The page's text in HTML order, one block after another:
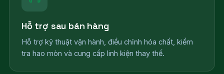
Hỗ trợ sau bán hàng
Hỗ trợ kỹ thuật vận hành, điều chỉnh hóa chất, kiểm
tra hao mòn và cung cấp linh kiện thay thế.